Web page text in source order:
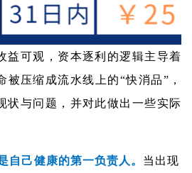
益可观，资本逐利的逻辑主导着
被压缩成流水线上的“快消品”，
状与问题，并对此做出一些实际
自己健康的第一负责人。 当出现